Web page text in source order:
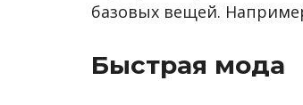
базовых вещей.
Быстрая мода